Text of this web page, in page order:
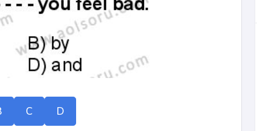
C D